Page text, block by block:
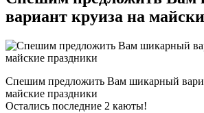
вариант круиза на
Спешим предложить Вам шикарный
майские праздники
Остались последние 2 каюты!